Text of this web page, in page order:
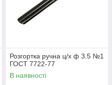
Розгортка ручна ц/х ф 3.5 №1
ГОСТ 7722-77
В наявності